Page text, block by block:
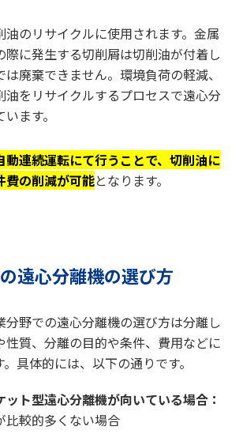
油のリサイクルに使用されます。金属
際に発生する切削屑は切削油が付着し
廃棄できません。環境負荷の軽減、
油をリサイクルするプロセスで遠心分
ます。
動連続運転にて行うことで、切削油に
費の削減が可能となります。
遠心分離機の選び方
分野での遠心分離機の選び方は分離し
性質、分離の目的や条件、費用などに
具体的には、以下の通りです。
ット型遠心分離機が向いている場合：
比較的多くない場合